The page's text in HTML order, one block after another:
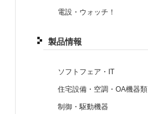
電設・ウォッチ！
製品情報
ソフトフェア・IT
住宅設備・空調・OA機器類
制御・駆動機器